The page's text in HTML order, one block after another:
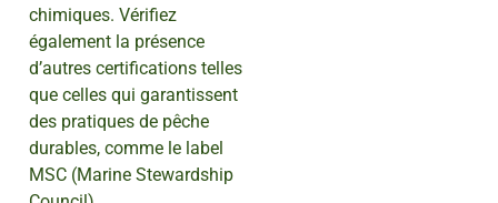
chimiques. Vérifiez
également la présence
d’autres certifications telles
que celles qui garantissent
des pratiques de pêche
durables, comme le label
MSC (Marine Stewardship